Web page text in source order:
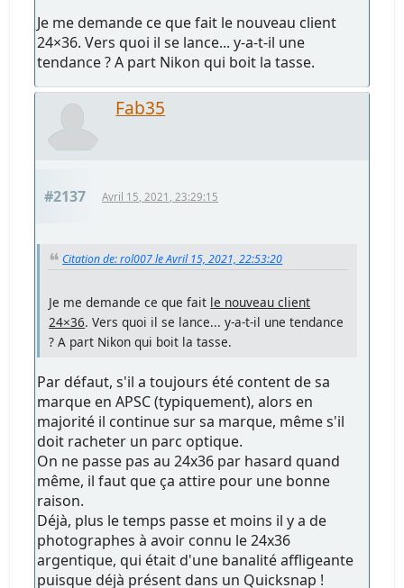
Je me demande ce que fait le nouveau client
24×36. Vers quoi il se lance... y-a-t-il une
tendance ? A part Nikon qui boit la tasse.
Fab35
#2137 Avril 15, 2021, 23:29:15
Citation de: rol007 le Avril 15, 2021, 22:53:20
Je me demande ce que fait le nouveau client
24×36. Vers quoi il se lance... y-a-t-il une tendance
? A part Nikon qui boit la tasse.
Par défaut, s'il a toujours été content de sa
marque en APSC (typiquement), alors en
majorité il continue sur sa marque, même s'il
doit racheter un parc optique.
On ne passe pas au 24x36 par hasard quand
même, il faut que ça attire pour une bonne
raison.
Déjà, plus le temps passe et moins il y a de
photographes à avoir connu le 24x36
argentique, qui était d'une banalité affligeante
puisque déjà présent dans un Quicksnap !